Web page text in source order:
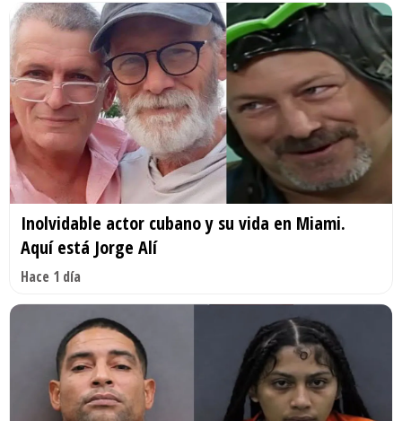
Inolvidable actor cubano y su vida en Miami.
Aquí está Jorge Alí
Hace 1 día